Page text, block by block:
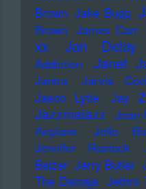
Brown Jake Bugg
Brown James Carr
xx
Jan Delay
Addiction
Janet
Jantra
Jarvis
Jason Lytle
Jay Z
Jazzmatazz
Airplane
Jello
Jennifer Rostock
Balzer Jerry Butler
The Damaja Jethro